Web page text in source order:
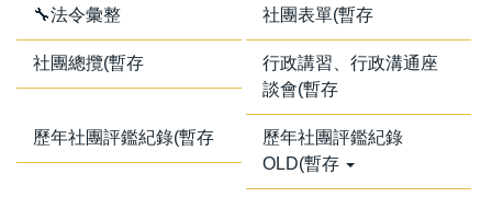
🔧法令彙整 社團表單(暫存
社團總攬(暫存
行政講習、行政溝通座
談會(暫存
歷年社團評鑑紀錄(暫存
歷年社團評鑑紀錄
OLD(暫存